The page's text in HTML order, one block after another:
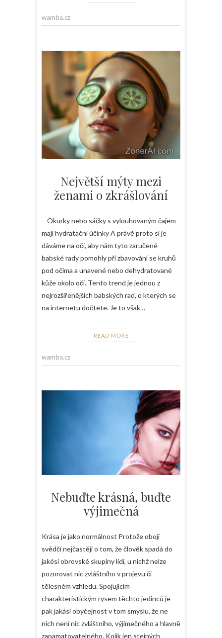
wamba.cz
Největší mýty mezi
ženami o zkrášlování
– Okurky nebo sáčky s vylouhovaným čajem
mají hydratační účinky A právě proto si je
dáváme na oči, aby nám tyto zaručené
babské rady pomohly při zbavování se kruhů
pod očima a unavené nebo dehydratované
kůže okolo očí. Tento trend je jednou z
nejrozšířenějších babských rad, o kterých se
na internetu dočtete. Je to však…
READ MORE
wamba.cz
Nebuďte krásná, buďte
výjimečná
Krása je jako normálnost Protože obojí
svědčí nejčastěji o tom, že člověk spadá do
jakési obrovské skupiny lidí, u nichž nelze
pozorovat nic zvláštního v projevu či
tělesném vzhledu. Spojujícím
charakteristickým rysem těchto jedinců je
pak jakási obyčejnost v tom smyslu, že ne
nich není nic zvláštního, výjimečného a hlavně
zapamatovatelného. Kolik jen stejných